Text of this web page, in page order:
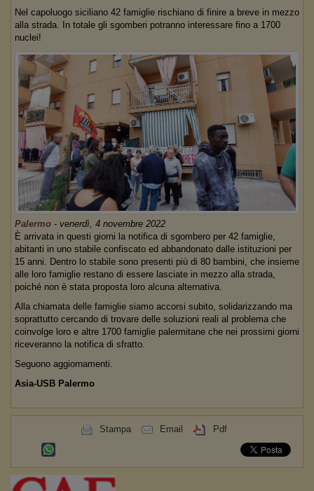
Nel capoluogo siciliano 42 famiglie rischiano di finire a breve in mezzo
alla strada. In totale gli sgomberi potranno interessare fino a 1700
nuclei!
Palermo - venerdì, 4 novembre 2022
È arrivata in questi giorni la notifica di sgombero per 42 famiglie,
abitanti in uno stabile confiscato ed abbandonato dalle istituzioni per
15 anni. Dentro lo stabile sono presenti più di 80 bambini, che insieme
alle loro famiglie restano di essere lasciate in mezzo alla strada,
poiché non è stata proposta loro alcuna alternativa.
Alla chiamata delle famiglie siamo accorsi subito, solidarizzando ma
soprattutto cercando di trovare delle soluzioni reali al problema che
coinvolge loro e altre 1700 famiglie palermitane che nei prossimi giorni
riceveranno la notifica di sfratto.
Seguono aggiornamenti.
Asia-USB Palermo
Stampa Email Pdf